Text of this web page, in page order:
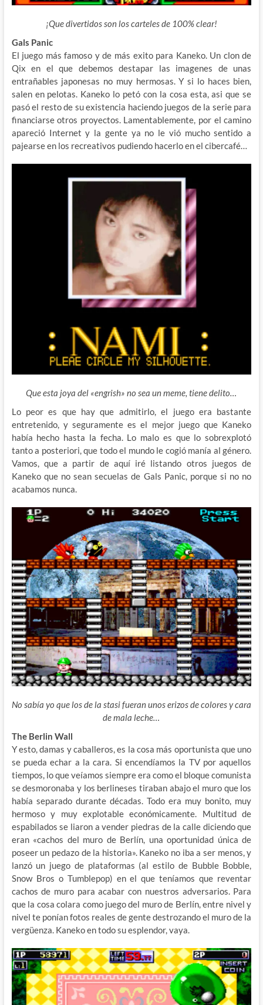
¡Que divertidos son los carteles de 100% clear!
Gals Panic
El juego más famoso y de más exito para Kaneko. Un clon de
Qix en el que debemos destapar las imagenes de unas
entrañables japonesas no muy hermosas. Y si lo haces bien,
salen en pelotas. Kaneko lo petó con la cosa esta, asi que se
pasó el resto de su existencia haciendo juegos de la serie para
financiarse otros proyectos. Lamentablemente, por el camino
apareció Internet y la gente ya no le vió mucho sentido a
pajearse en los recreativos pudiendo hacerlo en el cibercafé…
Que esta joya del «engrish» no sea un meme, tiene delito…
Lo peor es que hay que admitirlo, el juego era bastante
entretenido, y seguramente es el mejor juego que Kaneko
había hecho hasta la fecha. Lo malo es que lo sobrexplotó
tanto a posteriori, que todo el mundo le cogió manía al género.
Vamos, que a partir de aquí iré listando otros juegos de
Kaneko que no sean secuelas de Gals Panic, porque si no no
acabamos nunca.
No sabía yo que los de la stasi fueran unos erizos de colores y cara
de mala leche…
The Berlin Wall
Y esto, damas y caballeros, es la cosa más oportunista que uno
se pueda echar a la cara. Si encendíamos la TV por aquellos
tiempos, lo que veíamos siempre era como el bloque comunista
se desmoronaba y los berlineses tiraban abajo el muro que los
había separado durante décadas. Todo era muy bonito, muy
hermoso y muy explotable económicamente. Multitud de
espabilados se liaron a vender piedras de la calle diciendo que
eran «cachos del muro de Berlín, una oportunidad única de
poseer un pedazo de la historia». Kaneko no iba a ser menos, y
lanzó un juego de plataformas (al estilo de Bubble Bobble,
Snow Bros o Tumblepop) en el que teníamos que reventar
cachos de muro para acabar con nuestros adversarios. Para
que la cosa colara como juego del muro de Berlín, entre nivel y
nivel te ponían fotos reales de gente destrozando el muro de la
vergüenza. Kaneko en todo su esplendor, vaya.